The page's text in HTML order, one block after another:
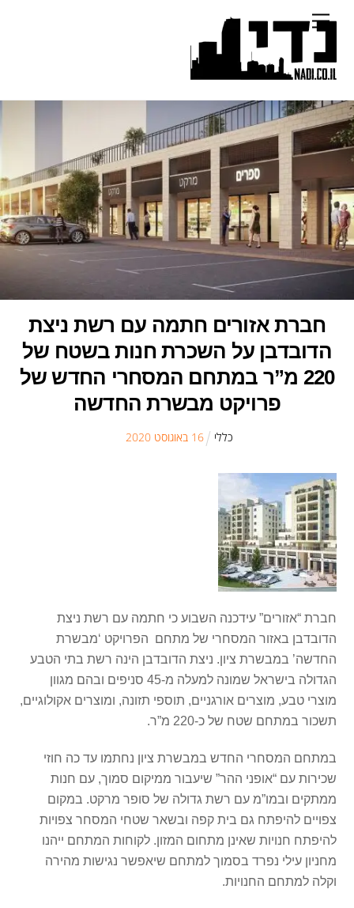
content
Menu
חברת אזורים חתמה עם רשת ניצת
הדובדבן על השכרת חנות בשטח של
220 מ”ר במתחם המסחרי החדש של
פרויקט מבשרת החדשה
כללי 16 באוגוסט 2020
חברת “אזורים” עידכנה השבוע כי חתמה עם רשת ניצת
הדובדבן באזור המסחרי של מתחם הפרויקט ‘מבשרת
החדשה’ במבשרת ציון. ניצת הדובדבן הינה רשת בתי הטבע
הגדולה בישראל שמונה למעלה מ-45 סניפים ובהם מגוון
מוצרי טבע, מוצרים אורגניים, תוספי תזונה, ומוצרים אקולוגיים,
תשכור במתחם שטח של כ-220 מ”ר.
במתחם המסחרי החדש במבשרת ציון נחתמו עד כה חוזי
שכירות עם “אופני ההר” שיעבור ממיקום סמוך, עם חנות
ממתקים ובמו”מ עם רשת גדולה של סופר מרקט. במקום
צפויים להיפתח גם בית קפה ובשאר שטחי המסחר צפויות
להיפתח חנויות שאינן מתחום המזון. לקוחות המתחם ייהנו
מחניון עילי נפרד בסמוך למתחם שיאפשר נגישות מהירה
וקלה למתחם החנויות.